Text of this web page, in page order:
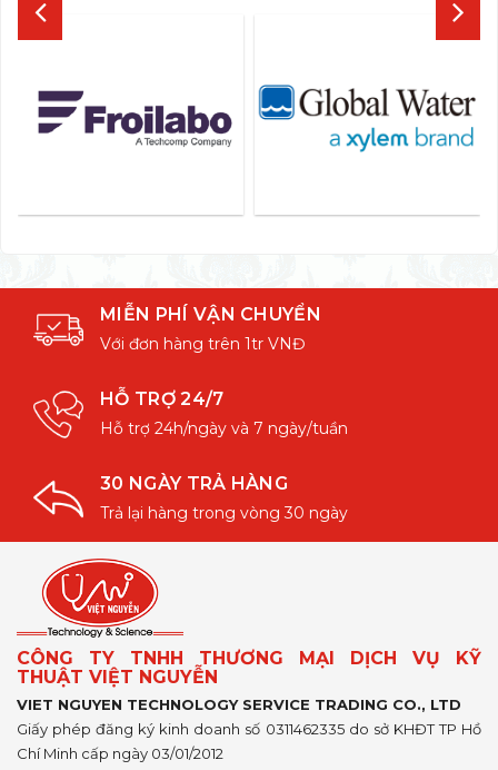
MIỄN PHÍ VẬN CHUYỂN
Với đơn hàng trên 1tr VNĐ
HỖ TRỢ 24/7
Hỗ trợ 24h/ngày và 7 ngày/tuần
30 NGÀY TRẢ HÀNG
Trả lại hàng trong vòng 30 ngày
CÔNG TY TNHH THƯƠNG MẠI DỊCH VỤ KỸ
THUẬT VIỆT NGUYỄN
VIET NGUYEN TECHNOLOGY SERVICE TRADING CO., LTD
Giấy phép đăng ký kinh doanh số 0311462335 do sở KHĐT TP Hồ
Chí Minh cấp ngày 03/01/2012